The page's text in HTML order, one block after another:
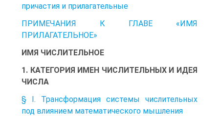
причастия и прилагательные
ПРИМЕЧАНИЯ К ГЛАВЕ «ИМЯ
ПРИЛАГАТЕЛЬНОЕ»
ИМЯ ЧИСЛИТЕЛЬНОЕ
1. КАТЕГОРИЯ ИМЕН ЧИСЛИТЕЛЬНЫХ И ИДЕЯ
ЧИСЛА
§ I. Трансформация системы числительных
под влиянием математического мышления